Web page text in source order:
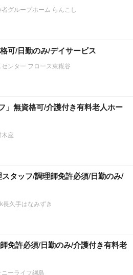
グループホーム らんこし
可/日勤のみ/デイサービス
ンター フロース東糀谷
」無資格可/介護付き有料老人ホー
座
スタッフ/調理師免許必須/日勤のみ/
久手はなみずき
免許必須/日勤のみ/介護付き有料老
ーライフ綱島